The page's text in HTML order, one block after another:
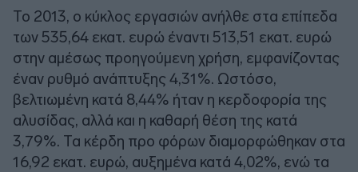
Το 2013, ο κύκλος εργασιών ανήλθε στα επίπεδα
των 535,64 εκατ. ευρώ έναντι 513,51 εκατ. ευρώ
στην αμέσως προηγούμενη χρήση, εμφανίζοντας
έναν ρυθμό ανάπτυξης 4,31%. Ωστόσο,
βελτιωμένη κατά 8,44% ήταν η κερδοφορία της
αλυσίδας, αλλά και η καθαρή θέση της κατά
3,79%. Τα κέρδη προ φόρων διαμορφώθηκαν στα
16,92 εκατ. ευρώ, αυξημένα κατά 4,02%, ενώ τα